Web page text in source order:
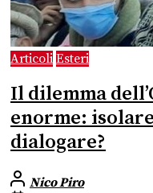
Articoli Esteri
Il dilemma
enorme:
dialogare?
Nico Piro